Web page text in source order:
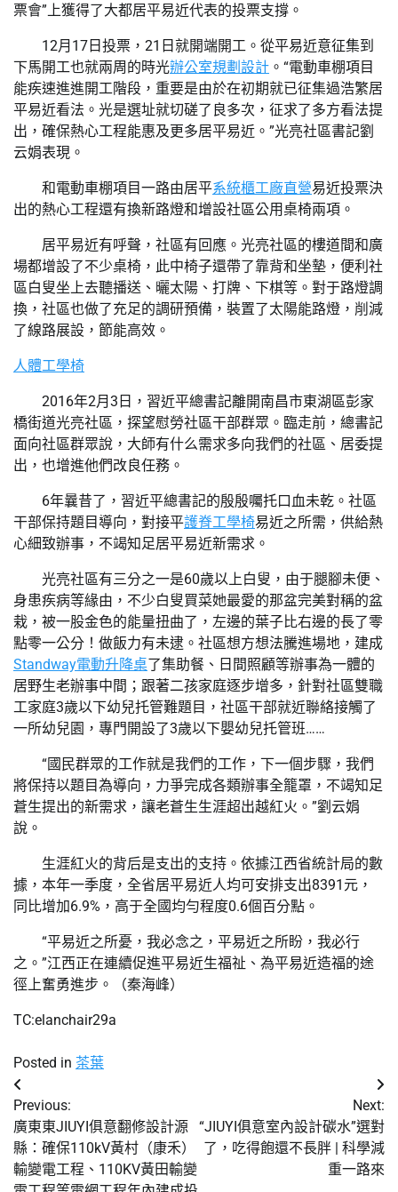
票會”上獲得了大都居平易近代表的投票支撐。
12月17日投票，21日就開端開工。從平易近意征集到
下馬開工也就兩周的時光辦公室規劃設計 。“電動車棚項目
能疾速進進開工階段，重要是由於在初期就已征集過浩繁居
平易近看法。光是選址就切磋了良多次，征求了多方看法提
出，確保熱心工程能惠及更多居平易近。”光亮社區書記劉
云娟表現。
和電動車棚項目一路由居平系統櫃工廠直營易近投票決
出的熱心工程還有換新路燈和增設社區公用桌椅兩項。
居平易近有呼聲，社區有回應。光亮社區的樓道間和廣
場都增設了不少桌椅，此中椅子還帶了靠背和坐墊，便利社
區白叟坐上去聽播送、曬太陽、打牌、下棋等。對于路燈調
換，社區也做了充足的調研預備，裝置了太陽能路燈，削減
了線路展設，節能高效。
人體工學椅
2016年2月3日，習近平總書記離開南昌市東湖區彭家
橋街道光亮社區，探望慰勞社區干部群眾。臨走前，總書記
面向社區群眾說，大師有什么需求多向我們的社區、居委提
出，也增進他們改良任務。
6年曩昔了，習近平總書記的殷殷囑托口血未乾。社區
干部保持題目導向，對接平護脊工學椅易近之所需，供給熱
心細致辦事，不竭知足居平易近新需求。
光亮社區有三分之一是60歲以上白叟，由于腿腳未便、
身患疾病等緣由，不少白叟買菜她最愛的那盆完美對稱的盆
栽，被一股金色的能量扭曲了，左邊的葉子比右邊的長了零
點零一公分！做飯力有未逮。社區想方想法騰進場地，建成
Standway電動升降桌了集助餐、日間照顧等辦事為一體的
居野生老辦事中間；跟著二孩家庭逐步增多，針對社區雙職
工家庭3歲以下幼兒托管難題目，社區干部就近聯絡接觸了
一所幼兒園，專門開設了3歲以下嬰幼兒托管班……
“國民群眾的工作就是我們的工作，下一個步驟，我們
將保持以題目為導向，力爭完成各類辦事全籠罩，不竭知足
蒼生提出的新需求，讓老蒼生生涯超出越紅火。”劉云娟
說。
生涯紅火的背后是支出的支持。依據江西省統計局的數
據，本年一季度，全省居平易近人均可安排支出8391元，
同比增加6.9%，高于全國均勻程度0.6個百分點。
“平易近之所憂，我必念之，平易近之所盼，我必行
之。”江西正在連續促進平易近生福祉、為平易近造福的途
徑上奮勇進步。（秦海峰）
TC:elanchair29a
Posted in 茶葉
文
章
導
覽
Previous:
廣東東JIUYI俱意翻修設計源
縣：確保110kV黃村（康禾）
輸變電工程、110KV黃田輸變
Next:
“JIUYI俱意室內設計碳水”選對
了，吃得飽還不長胖 | 科學減
重一路來